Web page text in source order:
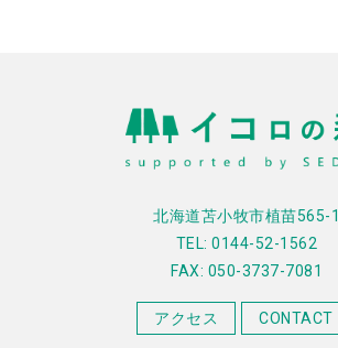
北海道苫小牧市植苗565-1
TEL: 0144-52-1562
FAX: 050-3737-7081
アクセス CONTACT